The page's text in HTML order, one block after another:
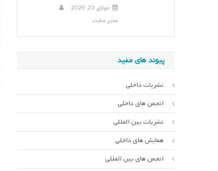
جولای 23, 2026
مدیر سایت
پیوند های مفید
نشریات داخلی
انجمن های داخلی
نشریات بین المللی
همایش های داخلی
انجمن های بین المللی